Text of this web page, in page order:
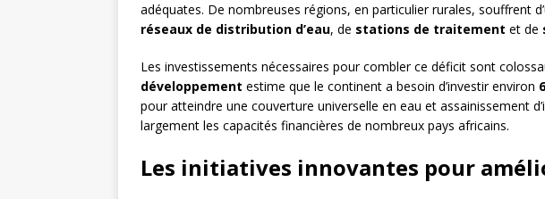
adéquates. De nombreuses régions, en particulier rurales, souffrent
réseaux de distribution d’eau, de stations de traitement et de
Les investissements nécessaires pour combler ce déficit sont
développement estime que le continent a besoin d’investir environ
pour atteindre une couverture universelle en eau et assainissement
largement les capacités financières de nombreux pays africains.
Les initiatives innovantes pour